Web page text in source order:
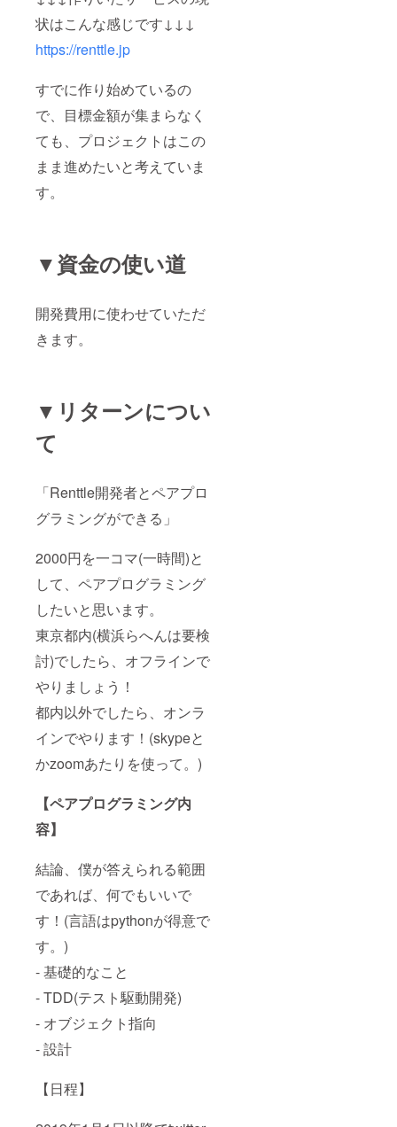
状はこんな感じです↓↓↓
https://renttle.jp
すでに作り始めているの
で、目標金額が集まらなく
ても、プロジェクトはこの
まま進めたいと考えていま
す。
▼資金の使い道
開発費用に使わせていただ
きます。
▼リターンについ
て
「Renttle開発者とペアプロ
グラミングができる」
2000円を一コマ(一時間)と
して、ペアプログラミング
したいと思います。
東京都内(横浜らへんは要検
討)でしたら、オフラインで
やりましょう！
都内以外でしたら、オンラ
インでやります！(skypeと
かzoomあたりを使って。)
【ペアプログラミング内
容】
結論、僕が答えられる範囲
であれば、何でもいいで
す！(言語はpythonが得意で
す。)
- 基礎的なこと
- TDD(テスト駆動開発)
- オブジェクト指向
- 設計
【日程】